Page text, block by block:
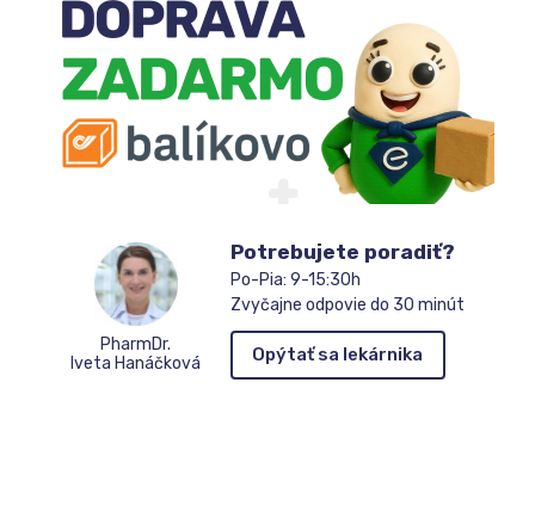
PharmDr.
Iveta Hanáčková
Potrebujete poradiť?
Po-Pia: 9-15:30h
Zvyčajne odpovie do 30 minút
Opýtať sa lekárnika